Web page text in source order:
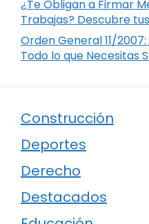
¿Te Obligan a Firmar
Trabajas? Descubre
Orden General 11/
Todo lo que Necesitas
Construcción
Deportes
Derecho
Destacados